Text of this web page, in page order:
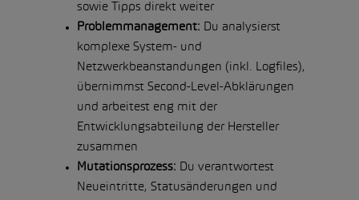
sowie Tipps direkt weiter
Problemmanagement: Du analysierst
komplexe System- und
Netzwerkbeanstandungen (inkl. Logfiles),
übernimmst Second-Level-Abklärungen
und arbeitest eng mit der
Entwicklungsabteilung der Hersteller
zusammen
Mutationsprozess: Du verantwortest
Neueintritte, Statusänderungen und